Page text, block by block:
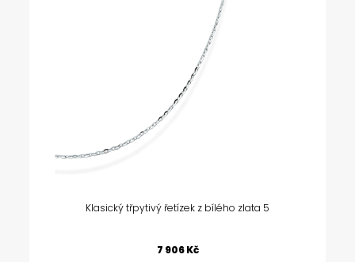
Klasický třpytivý řetízek z bílého zlata 5
7 906 Kč